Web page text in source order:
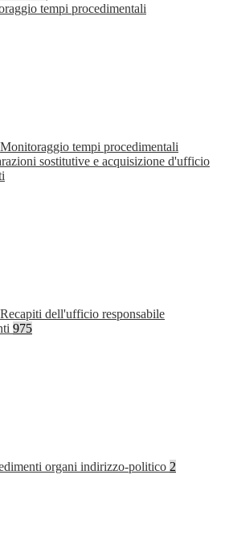
tempi procedimentali
Monitoraggio tempi procedimentali
sostitutive e acquisizione d'ufficio
Recapiti dell'ufficio responsabile
975
organi indirizzo-politico 2